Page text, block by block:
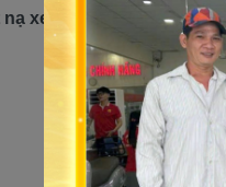
xe, đèn xi nhan sáng